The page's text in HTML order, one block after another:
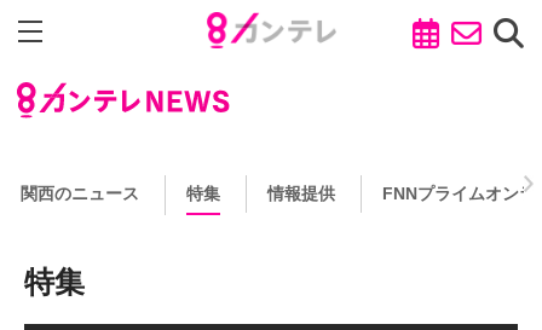
関西のニュース 特集 情報提供 FNNプライムオンラ
特集